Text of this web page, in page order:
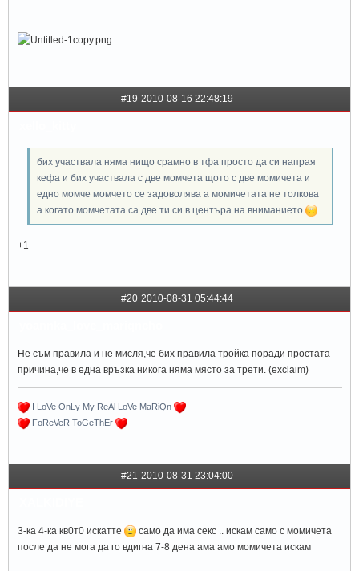
#19 2010-08-16 22:48:19
бих участвала няма нищо срамно в тфа просто да си напрая
кефа и бих участвала с две момчета щото с две момичета и
едно момче момчето се задоволява а момичетата не толкова
а когато момчетата са две ти си в центъра на вниманието
+1
#20 2010-08-31 05:44:44
Не съм правила и не мисля,че бих правила тройка поради простата
причина,че в една връзка никога няма място за трети. (exclaim)
I LoVe OnLy My ReAl LoVe MaRiQn
FoReVeR ToGeThEr
#21 2010-08-31 23:04:00
3-ка 4-ка кв0т0 искатте
само да има секс .. искам само с момичета
после да не мога да го вдигна 7-8 дена ама амо момичета искам